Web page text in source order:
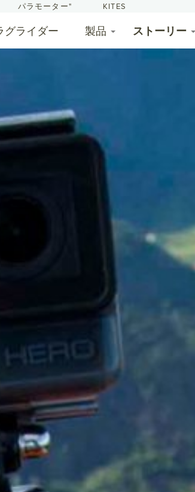
パラモーター" KITES
グライダー 製品 ストーリー